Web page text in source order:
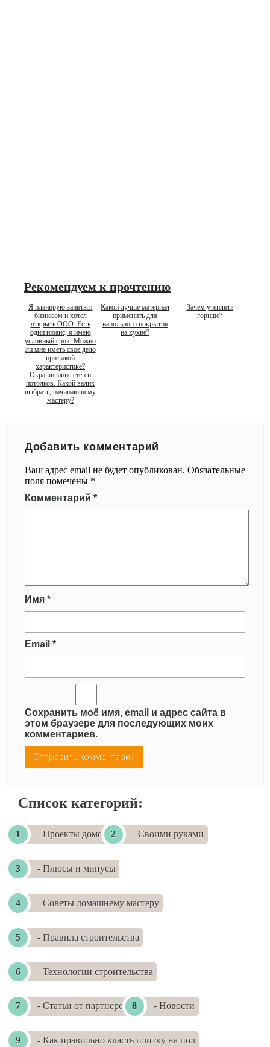
Рекомендуем к прочтению
Я планирую заняться
бизнесом и хотел
открыть ООО. Есть
один нюанс, я имею
условный срок. Можно
ли мне иметь свое дело
при такой
характеристике?
Какой лучше материал
применить для
напольного покрытия
на кухне?
Зачем утеплять
горище?
Окрашивание стен и
потолков. Какой валик
выбрать, начинающему
мастеру?
Добавить комментарий
Ваш адрес email не будет опубликован. Обязательные
поля помечены *
Комментарий *
Имя *
Email *
Сохранить моё имя, email и адрес сайта в
этом браузере для последующих моих
комментариев.
Список категорий:
- Проекты домов - Своими руками
- Плюсы и минусы
- Советы домашнему мастеру
- Правила строительства
- Технологии строительства
- Статьи от партнеров - Новости
- Как правильно класть плитку на пол